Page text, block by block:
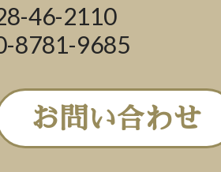
46-2110
8781-9685
お問い合わせ